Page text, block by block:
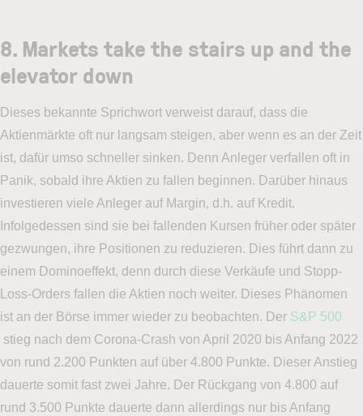
8. Markets take the stairs up and the
elevator down
Dieses bekannte Sprichwort verweist darauf, dass die
Aktienmärkte oft nur langsam steigen, aber wenn es an der Zeit
ist, dafür umso schneller sinken. Denn Anleger verfallen oft in
Panik, sobald ihre Aktien zu fallen beginnen. Darüber hinaus
investieren viele Anleger auf Margin, d.h. auf Kredit.
Infolgedessen sind sie bei fallenden Kursen früher oder später
gezwungen, ihre Positionen zu reduzieren. Dies führt dann zu
einem Dominoeffekt, denn durch diese Verkäufe und Stopp-
Loss-Orders fallen die Aktien noch weiter. Dieses Phänomen
ist an der Börse immer wieder zu beobachten. Der S&P 500
stieg nach dem Corona-Crash von April 2020 bis Anfang 2022
von rund 2.200 Punkten auf über 4.800 Punkte. Dieser Anstieg
dauerte somit fast zwei Jahre. Der Rückgang von 4.800 auf
rund 3.500 Punkte dauerte dann allerdings nur bis Anfang